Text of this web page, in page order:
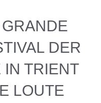
DER
TRIENT
LOUTE